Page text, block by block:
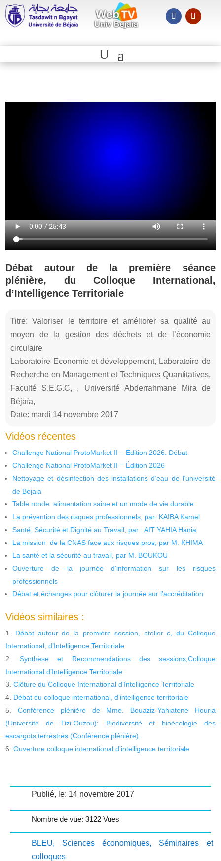
Débat autour de la première séance
plénière, du Colloque International,
d’Intelligence Territoriale
Titre: Valoriser le territoire et améliorer sa qualité au
moyen de la gestion des déchets et de l’économie
circulaire
Laboratoire Economie et développement, Laboratoire de
Recherche en Management et Techniques Quantitatives,
Faculté S.E.G.C, , Université Abderrahmane Mira de
Béjaïa,
Date: mardi 14 novembre 2017
Vidéos récentes
Challenge National ProtoMarket II – Édition 2026. Débat
Challenge National ProtoMarket II – Édition 2026
Nettoyage et désinfection des installations d’eau de l’université
de Bejaia
Table ronde: alimentation saine et un mode de vie durable
La prévention des risques professionnels, par: KAIBA Kamel
Santé, Sécurité et Dignité au Travail, par : AIT YAHIA Hania
La mission de la CNAS face aux risques pros, par M. KHIMA
La santé et la sécurité au travail, par M. BOUKOU
Ouverture de la journée d’information sur les risques
professionnels
Débat et échanges pour clôturer la journée sur l’accréditation
Vidéos similaires :
Débat autour de la première session, atelier c, du Colloque
International, d’Intelligence Territoriale
Synthèse et Recommendations des sessions,Colloque
International d’Intelligence Territoriale
Clôture du Colloque International d’Intelligence Territoriale
Débat du colloque international, d’intelligence territoriale
Conférence plénière de Mme. Bouaziz-Yahiatene Houria
(Université de Tizi-Ouzou): Biodiversité et bioécologie des
escargots terrestres (Conférence plénière).
Ouverture colloque international d’intelligence territoriale
Publié, le: 14 novembre 2017
Nombre de vue: 3122 Vues
BLEU, Sciences économiques, Séminaires et
colloques